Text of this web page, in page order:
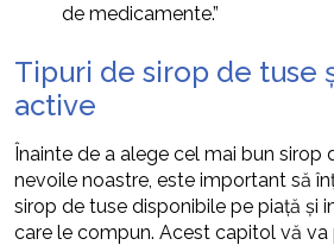
de medicamente.”
Tipuri de sirop de tuse
active
Înainte de a alege cel mai bun sirop
nevoile noastre, este important să
sirop de tuse disponibile pe piață și
care le compun. Acest capitol vă va